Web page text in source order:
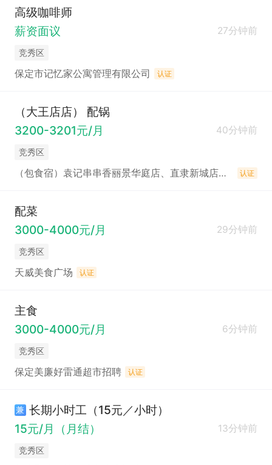
高级咖啡师
薪资面议
27分钟前
竞秀区
保定市记忆家公寓管理有限公司 认证
（大王店店） 配锅
3200-3201元/月
40分钟前
竞秀区
（包食宿）袁记串串香丽景华庭店、直隶新城店、电谷店招聘 认证
配菜
3000-4000元/月
29分钟前
竞秀区
天威美食广场 认证
主食
3000-4000元/月
6分钟前
竞秀区
保定美廉好雷通超市招聘 认证
兼 长期小时工（15元／小时）
15元/月（月结）
13分钟前
竞秀区